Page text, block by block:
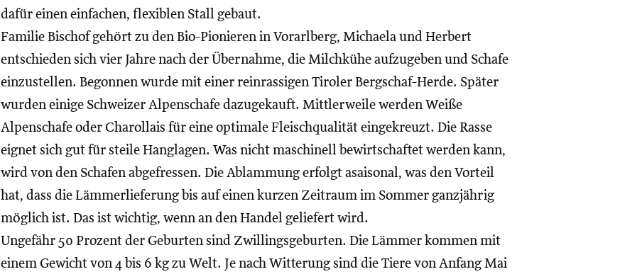
dafür einen einfachen, flexiblen Stall gebaut.
Familie Bischof gehört zu den Bio-Pionieren in Vorarlberg, Michaela und Herbert
entschieden sich vier Jahre nach der Übernahme, die Milchkühe aufzugeben und Schafe
einzustellen. Begonnen wurde mit einer reinrassigen Tiroler Bergschaf-Herde. Später
wurden einige Schweizer Alpenschafe dazugekauft. Mittlerweile werden Weiße
Alpenschafe oder Charollais für eine optimale Fleischqualität eingekreuzt. Die Rasse
eignet sich gut für steile Hanglagen. Was nicht maschinell bewirtschaftet werden kann,
wird von den Schafen abgefressen. Die Ablammung erfolgt asaisonal, was den Vorteil
hat, dass die Lämmerlieferung bis auf einen kurzen Zeitraum im Sommer ganzjährig
möglich ist. Das ist wichtig, wenn an den Handel geliefert wird.
Ungefähr 50 Prozent der Geburten sind Zwillingsgeburten. Die Lämmer kommen mit
einem Gewicht von 4 bis 6 kg zu Welt. Je nach Witterung sind die Tiere von Anfang Mai